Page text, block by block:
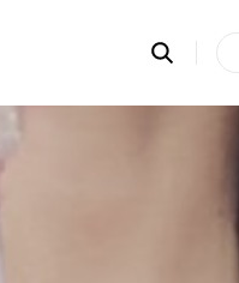
Search
search